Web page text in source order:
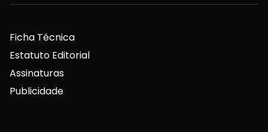
Ficha Técnica
Estatuto Editorial
Assinaturas
Publicidade